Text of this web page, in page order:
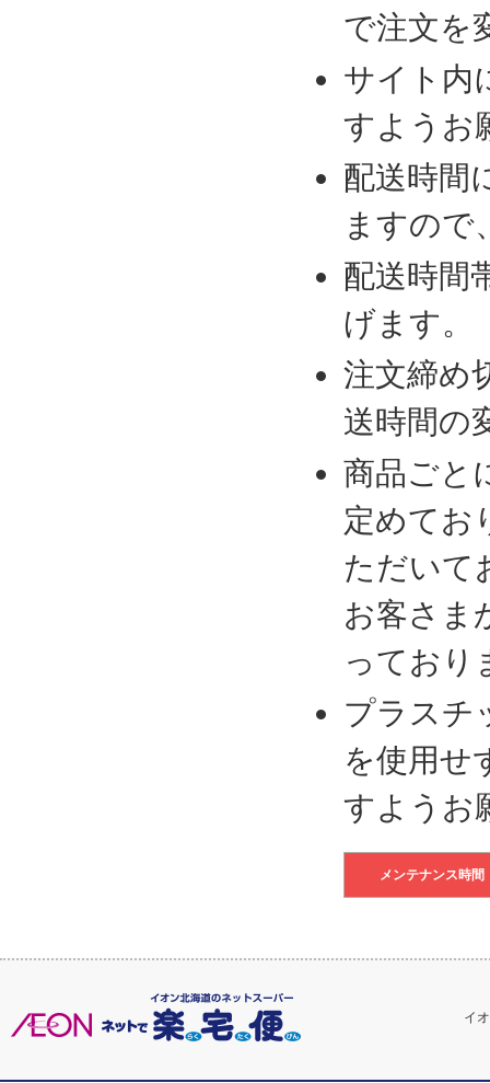
で注文を
サイト内
すようお
配送時間
ますので
配送時間
げます。
注文締め
送時間の
商品ごと
定めてお
ただいて
お客さま
っており
プラスチ
を使用せ
すようお
メンテナンス時間
イ